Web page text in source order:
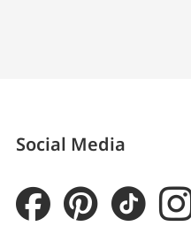
Social Media